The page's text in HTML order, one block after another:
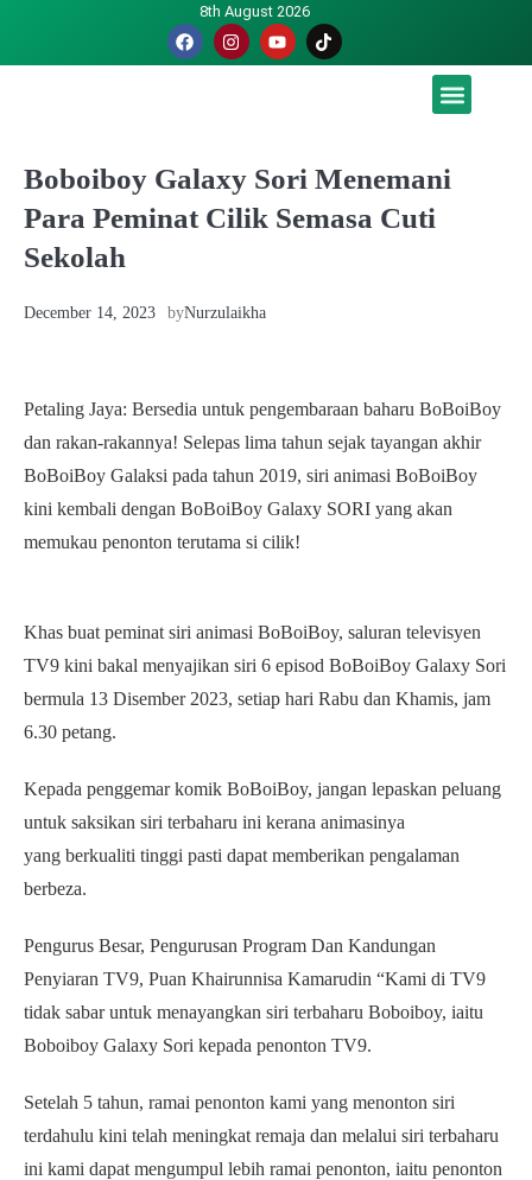
8th August 2026
Boboiboy Galaxy Sori Menemani
Para Peminat Cilik Semasa Cuti
Sekolah
December 14, 2023 byNurzulaikha
Petaling Jaya: Bersedia untuk pengembaraan baharu BoBoiBoy
dan rakan-rakannya! Selepas lima tahun sejak tayangan akhir
BoBoiBoy Galaksi pada tahun 2019, siri animasi BoBoiBoy
kini kembali dengan BoBoiBoy Galaxy SORI yang akan
memukau penonton terutama si cilik!
Khas buat peminat siri animasi BoBoiBoy, saluran televisyen
TV9 kini bakal menyajikan siri 6 episod BoBoiBoy Galaxy Sori
bermula 13 Disember 2023, setiap hari Rabu dan Khamis, jam
6.30 petang.
Kepada penggemar komik BoBoiBoy, jangan lepaskan peluang
untuk saksikan siri terbaharu ini kerana animasinya
yang berkualiti tinggi pasti dapat memberikan pengalaman
berbeza.
Pengurus Besar, Pengurusan Program Dan Kandungan
Penyiaran TV9, Puan Khairunnisa Kamarudin “Kami di TV9
tidak sabar untuk menayangkan siri terbaharu Boboiboy, iaitu
Boboiboy Galaxy Sori kepada penonton TV9.
Setelah 5 tahun, ramai penonton kami yang menonton siri
terdahulu kini telah meningkat remaja dan melalui siri terbaharu
ini kami dapat mengumpul lebih ramai penonton, iaitu penonton